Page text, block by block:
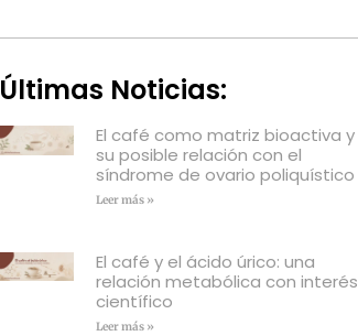
Últimas Noticias:
El café como matriz bioactiva y
su posible relación con el
síndrome de ovario poliquístico
Leer más »
El café y el ácido úrico: una
relación metabólica con interés
científico
Leer más »